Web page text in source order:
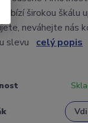
Nabízí širokou škálu
neváhejte nás
slevu celý popis